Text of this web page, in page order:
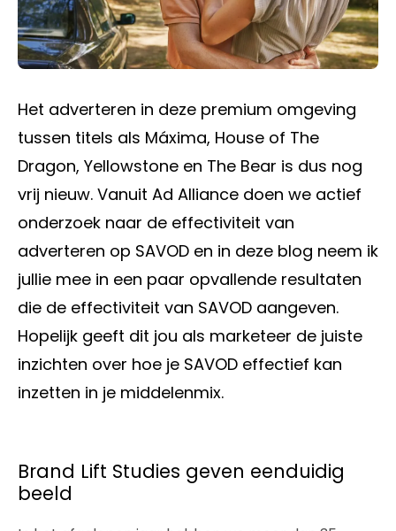
Het adverteren in deze premium omgeving
tussen titels als Máxima, House of The
Dragon, Yellowstone en The Bear is dus nog
vrij nieuw. Vanuit Ad Alliance doen we actief
onderzoek naar de effectiviteit van
adverteren op SAVOD en in deze blog neem ik
jullie mee in een paar opvallende resultaten
die de effectiviteit van SAVOD aangeven.
Hopelijk geeft dit jou als marketeer de juiste
inzichten over hoe je SAVOD effectief kan
inzetten in je middelenmix.
Brand Lift Studies geven eenduidig
beeld